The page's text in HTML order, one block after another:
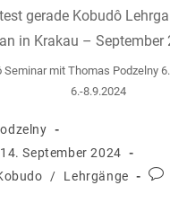
Seminar mit Thomas Podzelny
6.-8.9.2024
September 2024
/ Lehrgänge